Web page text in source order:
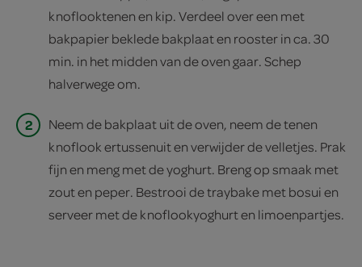
knoflooktenen en kip. Verdeel over een met
bakpapier beklede bakplaat en rooster in ca. 30
min. in het midden van de oven gaar. Schep
halverwege om.
2
Neem de bakplaat uit de oven, neem de tenen
knoflook ertussenuit en verwijder de velletjes. Prak
fijn en meng met de yoghurt. Breng op smaak met
zout en peper. Bestrooi de traybake met bosui en
serveer met de knoflookyoghurt en limoenpartjes.